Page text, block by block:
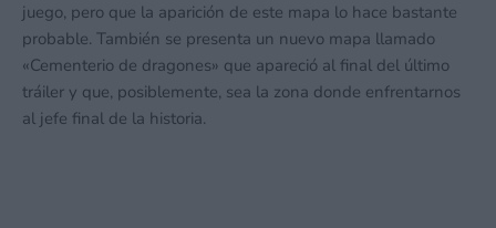
juego, pero que la aparición de este mapa lo hace bastante
probable. También se presenta un nuevo mapa llamado
«Cementerio de dragones» que apareció al final del último
tráiler y que, posiblemente, sea la zona donde enfrentarnos
al jefe final de la historia.